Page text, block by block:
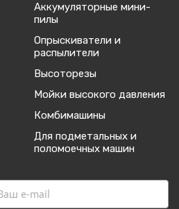
Аккумуляторные мини-
пилы
Опрыскиватели и
распылители
Высоторезы
Мойки высокого давления
Комбимашины
Для подметальных и
поломоечных машин